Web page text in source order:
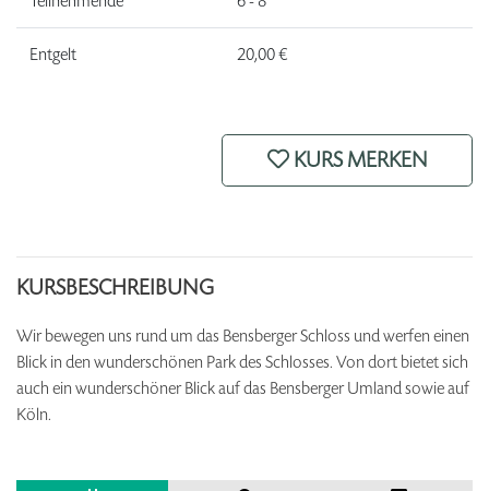
Entgelt 20,00 €
KURS MERKEN
KURSBESCHREIBUNG
Wir bewegen uns rund um das Bensberger Schloss und werfen einen
Blick in den wunderschönen Park des Schlosses. Von dort bietet sich
auch ein wunderschöner Blick auf das Bensberger Umland sowie auf
Köln.